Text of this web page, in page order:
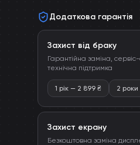
Додаткова гарантія
Захист від браку
Гарантійна заміна,
технічна підтримка
1 рік — 2 899 ₴ 2 роки
Захист екрану
Безкоштовна заміна